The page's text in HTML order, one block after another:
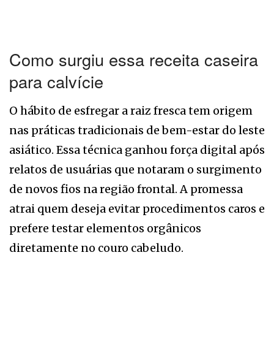
Como surgiu essa receita caseira
para calvície
O hábito de esfregar a raiz fresca tem origem
nas práticas tradicionais de bem-estar do leste
asiático. Essa técnica ganhou força digital após
relatos de usuárias que notaram o surgimento
de novos fios na região frontal. A promessa
atrai quem deseja evitar procedimentos caros e
prefere testar elementos orgânicos
diretamente no couro cabeludo.